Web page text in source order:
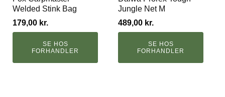
Welded Stink Bag
179,00 kr.
SE HOS
FORHANDLER
Jungle Net M
489,00 kr.
SE HOS
FORHANDLER